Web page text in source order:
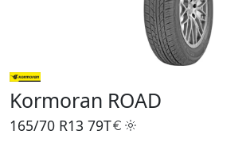
Kormoran ROAD
165/70 R13 79T